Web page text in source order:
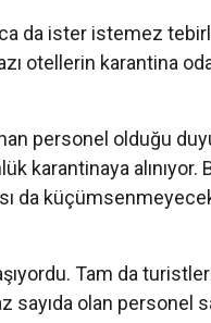
da ister istemez
otellerin karantina
personel olduğu
karantinaya alınıyor.
da
Tam da
olan personel